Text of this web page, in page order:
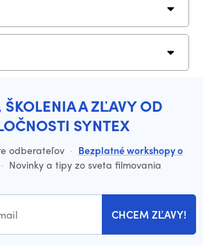
A ZĽAVY OD
SYNTEX
odberateľov · Bezplatné workshopy o
· Novinky a tipy zo sveta filmovania
CHCEM ZĽAVY!